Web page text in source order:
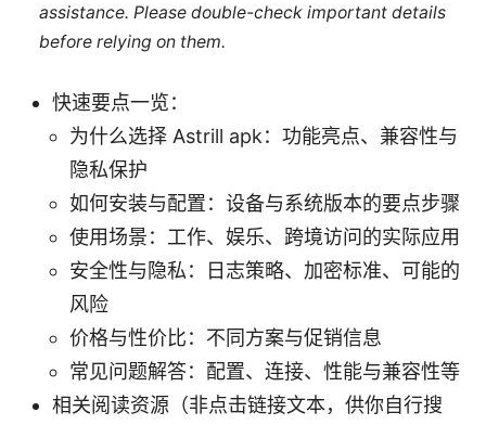
assistance. Please double-check important details
before relying on them.
快速要点一览：
为什么选择 Astrill apk：功能亮点、兼容性与
隐私保护
如何安装与配置：设备与系统版本的要点步骤
使用场景：工作、娱乐、跨境访问的实际应用
安全性与隐私：日志策略、加密标准、可能的
风险
价格与性价比：不同方案与促销信息
常见问题解答：配置、连接、性能与兼容性等
相关阅读资源（非点击链接文本，供你自行搜